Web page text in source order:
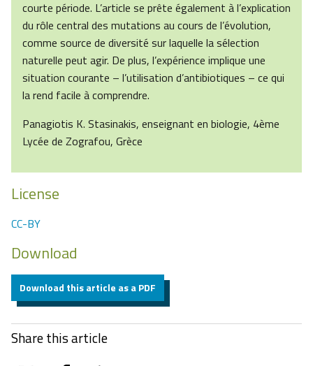
courte période. L’article se prête également à l’explication
du rôle central des mutations au cours de l’évolution,
comme source de diversité sur laquelle la sélection
naturelle peut agir. De plus, l’expérience implique une
situation courante – l’utilisation d’antibiotiques – ce qui
la rend facile à comprendre.
Panagiotis K. Stasinakis, enseignant en biologie, 4ème
Lycée de Zografou, Grèce
License
CC-BY
Download
Download this article as a PDF
Share this article